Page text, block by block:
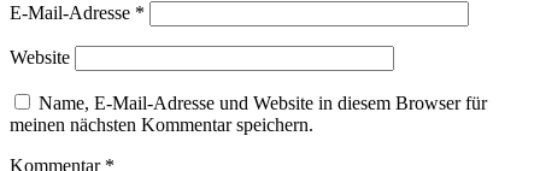
E-Mail-Adresse *
Website
Name, E-Mail-Adresse und Website in diesem Browser für
meinen nächsten Kommentar speichern.
Kommentar *